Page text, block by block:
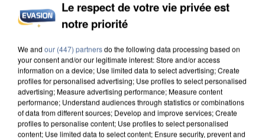
DE SOLIDARITÉ AVEC LES...
Le respect de votre vie privée est
notre priorité
We and our (447) partnersdo the following data processing based on
your consent and/or our legitimate interest: Store and/or access
information on a device; Use limited data to select advertising; Create
profiles for personalised advertising; Use profiles to select personalised
advertising; Measure advertising performance; Measure content
performance; Understand audiences through statistics or combinations
of data from different sources; Develop and improve services; Create
profiles to personalise content; Use profiles to select personalised
content; Use limited data to select content; Ensure security, prevent and